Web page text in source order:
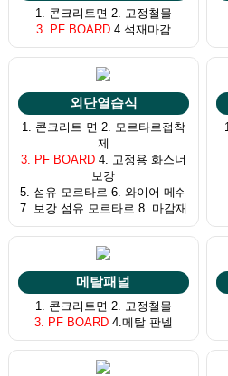
1. 콘크리트면 2. 고정철물
3. PF BOARD4.석재마감
외단열습식
1. 콘크리트 면 2. 모르타르접착
제
3. PF BOARD 4. 고정용 화스너
보강
5. 섬유 모르타르 6. 와이어 메쉬
7. 보강 섬유 모르타르 8. 마감재
메탈패널
1. 콘크리트면 2. 고정철물
3. PF BOARD4.메탈 판넬